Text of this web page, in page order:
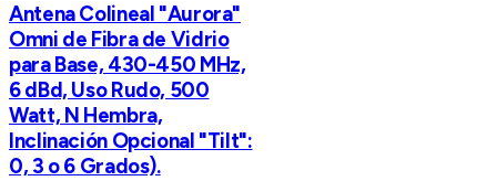
Antena Colineal "Aurora"
Omni de Fibra de Vidrio
para Base, 430-450 MHz,
6 dBd, Uso Rudo, 500
Watt, N Hembra,
Inclinación Opcional "Tilt":
0, 3 o 6 Grados).